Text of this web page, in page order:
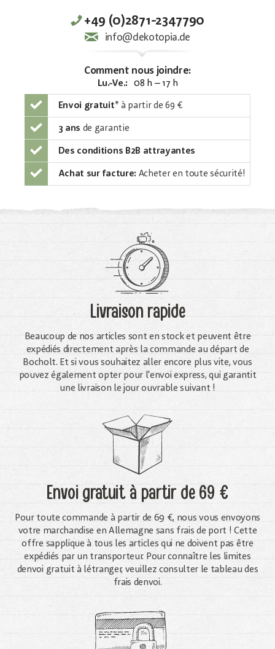
+49 (0)2871-2347790
info@dekotopia.de
Comment nous joindre:
Lu.-Ve.: 08 h – 17 h
Envoi gratuit* à partir de 69 €
3 ans de garantie
Des conditions B2B attrayantes
Achat sur facture: Acheter en toute sécurité!
Livraison rapide
Beaucoup de nos articles sont en stock et peuvent être
expédiés directement après la commande au départ de
Bocholt. Et si vous souhaitez aller encore plus vite, vous
pouvez également opter pour l'envoi express, qui garantit
une livraison le jour ouvrable suivant !
Envoi gratuità partir de 69 €
Pour toute commande à partir de 69 €, nous vous envoyons
votre marchandise en Allemagne sans frais de port ! Cette
offre sapplique à tous les articles qui ne doivent pas être
expédiés par un transporteur. Pour connaître les limites
denvoi gratuit à létranger, veuillez consulter le tableau des
frais denvoi.